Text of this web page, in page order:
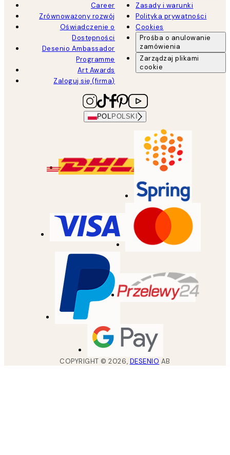
Career
Zrównoważony rozwój
Oświadczenie o
Dostępności
Desenio Ambassador
Programme
Art Awards
Zaloguj się (firma)
Zasady i warunki
Polityka prywatności
Cookies
Prośba o anulowanie
zamówienia
Zarządzaj plikami
cookie
POL POLSKI
COPYRIGHT ©2026, DESENIO AB